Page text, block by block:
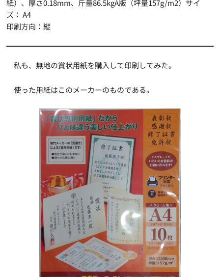
紙）、厚さ0.18mm、斤量86.5kgA版（坪量157g/m2）サイ
ズ： A4
印刷方向：縦
私も、無地の賞状用紙を購入して印刷してみた。
使った用紙はこのメーカーのものである。